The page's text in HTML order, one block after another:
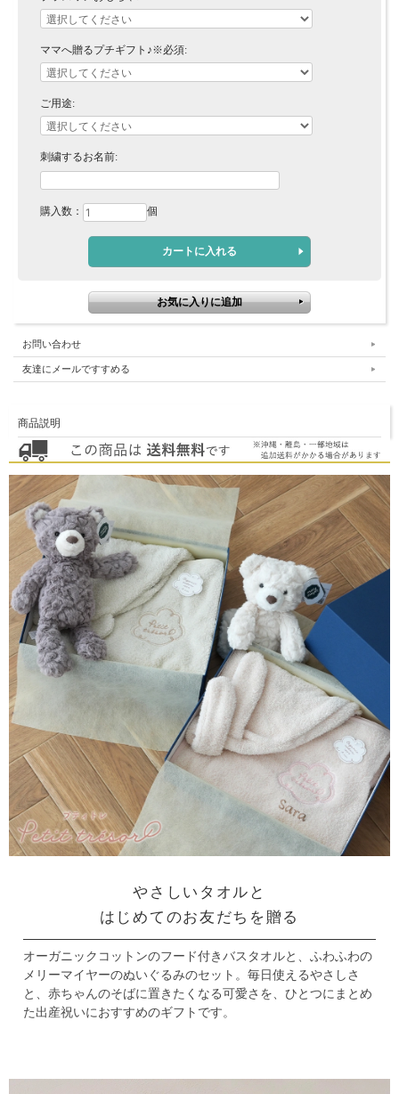
ママへ贈るプチギフト♪※必須:
ご用途:
刺繍するお名前:
購入数： 個
お問い合わせ
友達にメールですすめる
商品説明
やさしいタオルと
はじめてのお友だちを贈る
オーガニックコットンのフード付きバスタオルと、ふわふわの
メリーマイヤーのぬいぐるみのセット。 毎日使えるやさしさ
と、赤ちゃんのそばに置きたくなる可愛さを、 ひとつにまとめ
た出産祝いにおすすめのギフトです。